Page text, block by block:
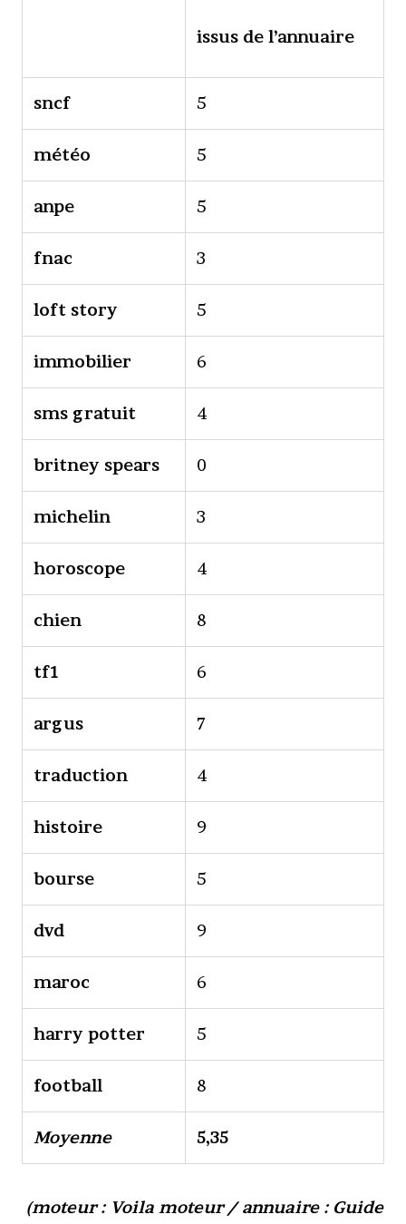
issus de l’annuaire
sncf 5
météo 5
anpe 5
fnac 3
loft story 5
immobilier 6
sms gratuit 4
britney spears 0
michelin 3
horoscope 4
chien 8
tf1 6
argus 7
traduction 4
histoire 9
bourse 5
dvd 9
maroc 6
harry potter 5
football 8
Moyenne 5,35
(moteur : Voila moteur / annuaire : Guide